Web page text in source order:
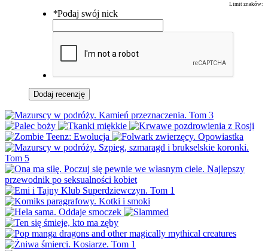
Limit znaków:
*Podaj swój nick
Dodaj recenzję